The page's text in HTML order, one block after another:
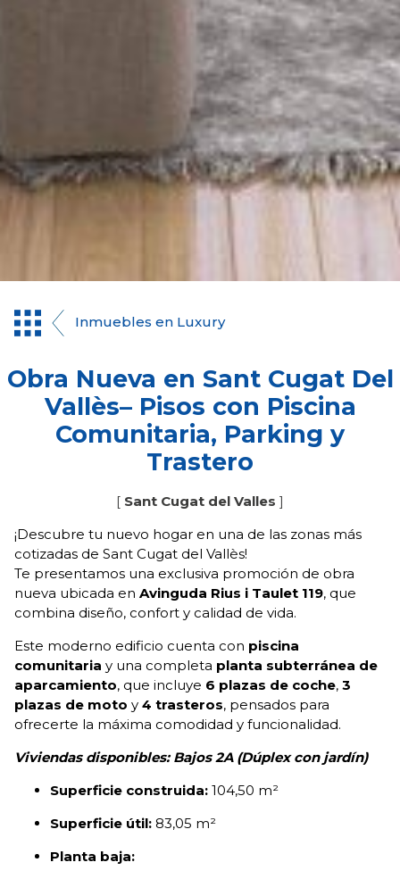
Inmuebles en Luxury
Obra Nueva en Sant Cugat Del
Vallès– Pisos con Piscina
Comunitaria, Parking y
Trastero
[ Sant Cugat del Valles ]
¡Descubre tu nuevo hogar en una de las zonas más
cotizadas de Sant Cugat del Vallès!
Te presentamos una exclusiva promoción de obra
nueva ubicada en Avinguda Rius i Taulet 119, que
combina diseño, confort y calidad de vida.
Este moderno edificio cuenta con piscina
comunitaria y una completa planta subterránea de
aparcamiento, que incluye 6 plazas de coche, 3
plazas de moto y 4 trasteros, pensados para
ofrecerte la máxima comodidad y funcionalidad.
Viviendas disponibles: Bajos 2A (Dúplex con jardín)
Superficie construida: 104,50 m²
Superficie útil: 83,05 m²
Planta baja: